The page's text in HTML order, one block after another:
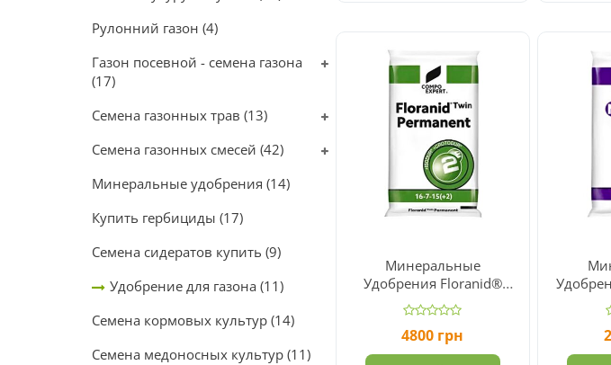
Минеральные
Удобрения Floranid®
Twin Permanent 16-7-
15(+2)
4800 грн
Max
Рулонний газон (4)
Газон посевной - семена газона
(17)
Семена газонных трав (13)
Семена газонных смесей (42)
Минеральные удобрения (14)
Купить гербициды (17)
Семена сидератов купить (9)
Удобрение для газона (11)
Семена кормовых культур (14)
Семена медоносных культур (11)